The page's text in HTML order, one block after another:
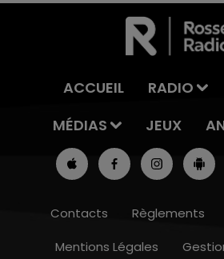
ACCUEIL RADIO
MÉDIAS
JEUX
Contacts Règlements
Mentions Légales